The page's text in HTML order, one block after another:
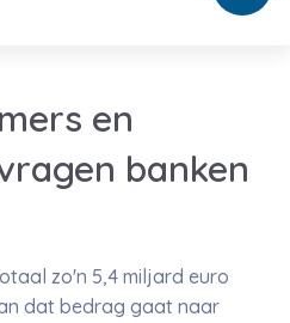
en
banken
zo'n 5,4 miljard euro
dat bedrag gaat naar